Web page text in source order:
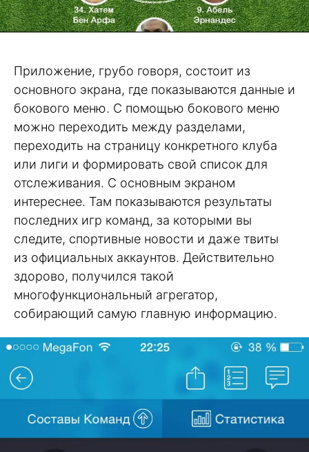
Приложение, грубо говоря, состоит из
основного экрана, где показываются данные и
бокового меню. С помощью бокового меню
можно переходить между разделами,
переходить на страницу конкретного клуба
или лиги и формировать свой список для
отслеживания. С основным экраном
интереснее. Там показываются результаты
последних игр команд, за которыми вы
следите, спортивные новости и даже твиты
из официальных аккаунтов. Действительно
здорово, получился такой
многофункциональный агрегатор,
собирающий самую главную информацию.